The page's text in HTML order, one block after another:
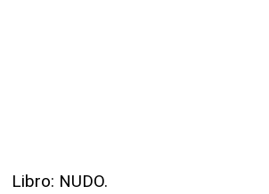
Libro: NUDO.